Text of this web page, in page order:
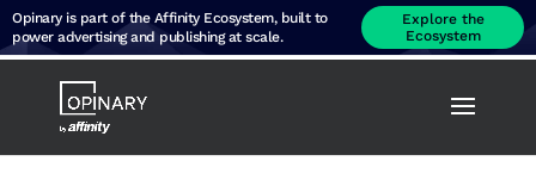
Opinary is part of the Affinity Ecosystem, built to
power advertising and publishing at scale.
Explore the
Ecosystem